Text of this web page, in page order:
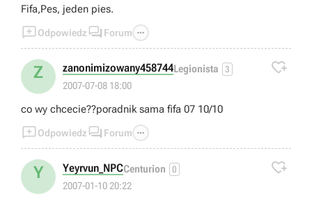
Fifa,Pes, jeden pies.
Odpowiedz  Forum 
Z zanonimizowany458744Legionista 3
2007-07-08 18:00

co wy chcecie??poradnik sama fifa 07 10/10
Odpowiedz  Forum 
Y Yeyrvun_NPCCenturion 0
2007-01-10 20:22
